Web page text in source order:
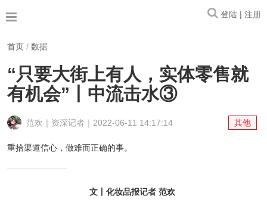
登陆 | 注册
首页 / 数据
“只要大街上有人，实体零售就
有机会”丨中流击水③
范欢｜资深记者｜2022-06-11 14:17:14 其他
重拾渠道信心，做难而正确的事。
文丨化妆品报记者 范欢